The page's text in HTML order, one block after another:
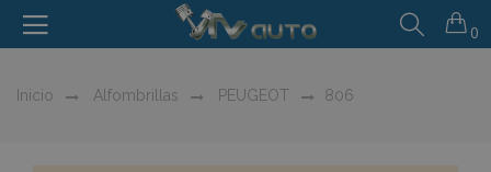
0
Inicio Alfombrillas PEUGEOT 806